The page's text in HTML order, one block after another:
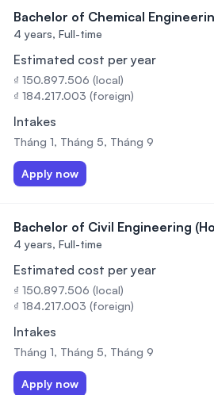
Bachelor of Chemical
4 years, Full-time
Estimated cost per year
₫ 150.897.506 (local)
₫ 184.217.003 (foreign)
Intakes
Tháng 1, Tháng 5, Tháng 9
Apply now
Bachelor of Civil Engineering
4 years, Full-time
Estimated cost per year
₫ 150.897.506 (local)
₫ 184.217.003 (foreign)
Intakes
Tháng 1, Tháng 5, Tháng 9
Apply now